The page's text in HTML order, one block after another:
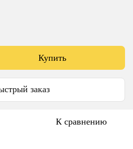
Купить
заказ
К сравнению